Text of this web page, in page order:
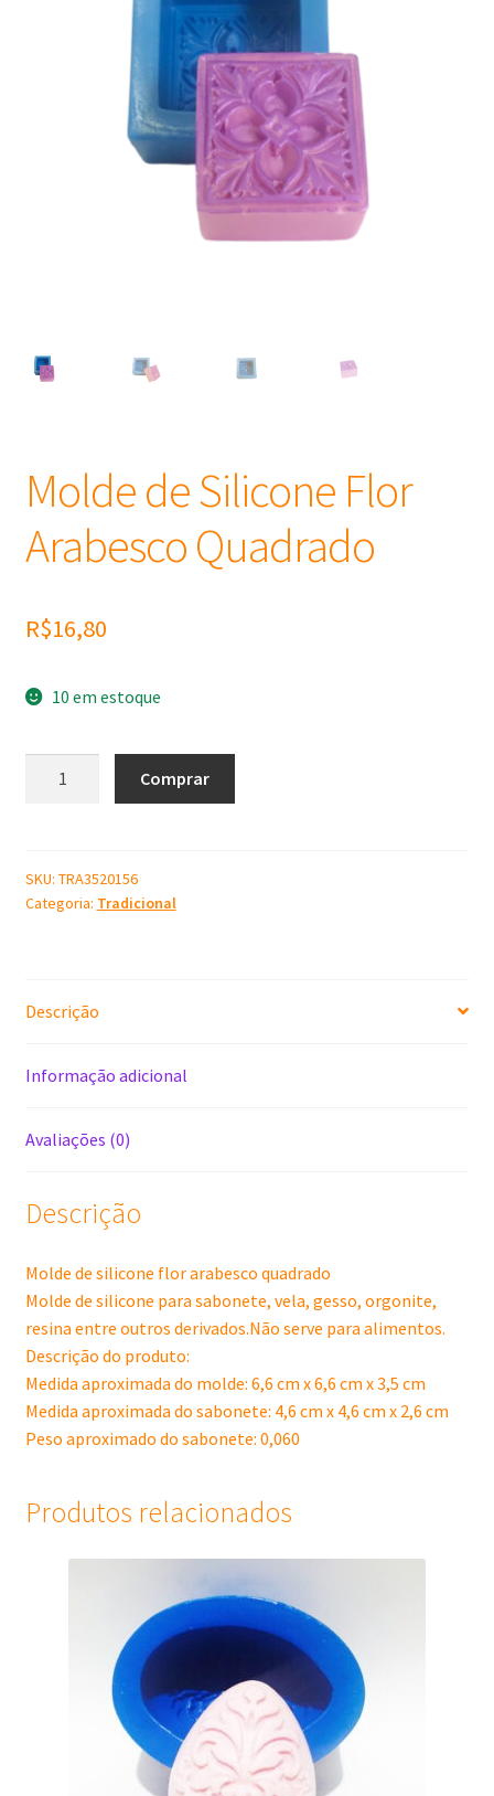
Corante, Pigmento e Óxido
Molde de Silicone Flor
Arabesco Quadrado
R$16,80
10 em estoque
Arabesco
Quadrado
Comprar
SKU: TRA3520156
Categoria: Tradicional
Descrição
Informação adicional
Avaliações (0)
Descrição
Molde de silicone flor arabesco quadrado
Molde de silicone para sabonete, vela, gesso, orgonite,
resina entre outros derivados.Não serve para alimentos.
Descrição do produto:
Medida aproximada do molde: 6,6 cm x 6,6 cm x 3,5 cm
Medida aproximada do sabonete: 4,6 cm x 4,6 cm x 2,6 cm
Peso aproximado do sabonete: 0,060
Produtos relacionados